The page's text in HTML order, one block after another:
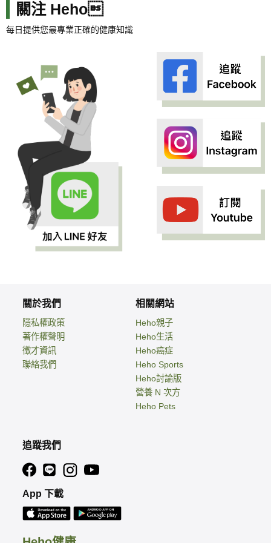
關注 Heho
每日提供您最專業正確的健康知識
關於我們
隱私權政策
著作權聲明
徵才資訊
聯絡我們
相關網站
Heho親子
Heho生活
Heho癌症
Heho Sports
Heho討論版
營養 N 次方
Heho Pets
追蹤我們
App 下載